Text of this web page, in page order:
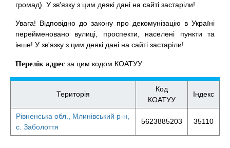
громад). У зв'язку з цим деякі дані на сайті застаріли!
Увага! Відповідно до закону про декомунізацію в Україні
перейменовано вулиці, проспекти, населені пункти та
інше! У зв'язку з цим деякі дані на сайті застаріли!
Перелік адрес за цим кодом КОАТУУ:
Територія
Код
КОАТУУ
Індекс
Рівненська обл., Млинівський р-н,
с. Заболоття
5623885203 35110